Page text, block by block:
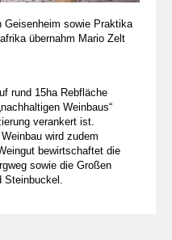
Geisenheim sowie Praktika
übernahm Mario Zelt
rund 15ha Rebfläche
Weinbaus“
verankert ist.
wird zudem
bewirtschaftet die
sowie die Großen
Steinbuckel.